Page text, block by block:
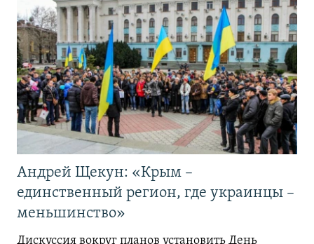
Андрей Щекун: «Крым –
единственный регион, где украинцы –
меньшинство»
Дискуссия вокруг планов установить День